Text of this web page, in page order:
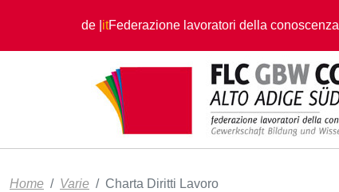
de itFederazione lavoratori della conoscenza
Home Varie Charta Diritti Lavoro